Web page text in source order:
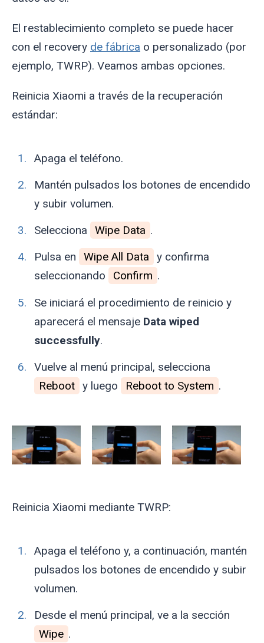
El restablecimiento completo se puede hacer
con el recovery de fábrica o personalizado (por
ejemplo, TWRP). Veamos ambas opciones.
Reinicia Xiaomi a través de la recuperación
estándar:
Apaga el teléfono.
Mantén pulsados los botones de encendido
y subir volumen.
Selecciona
Wipe Data .
Pulsa en
Wipe All Data
y confirma
seleccionando
Confirm .
Se iniciará el procedimiento de reinicio y
aparecerá el mensaje Data wiped
successfully.
Vuelve al menú principal, selecciona
Reboot y luego Reboot to System .
Reinicia Xiaomi mediante TWRP:
Apaga el teléfono y, a continuación, mantén
pulsados los botones de encendido y subir
volumen.
Desde el menú principal, ve a la sección
Wipe .